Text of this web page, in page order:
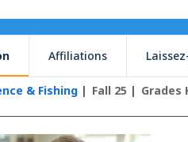
Affiliations
& Fishing Fall 25 Grades